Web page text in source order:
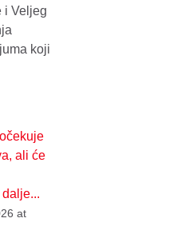
i Veljeg
koji
ali će
at